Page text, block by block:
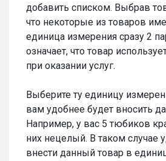
добавить списком. Выбрав
что некоторые из товаров
единица измерения сразу 2
означает, что товар
при оказании услуг.
Выберите ту единицу
вам удобнее будет вносить
Например, у вас 5 тюбиков
них нецелый. В таком случае
внести данный товар в